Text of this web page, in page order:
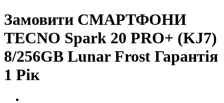
Замовити СМАРТФОНИ
TECNO Spark 20 PRO+ (KJ7)
8/256GB Lunar Frost Гарантія
1 Рік